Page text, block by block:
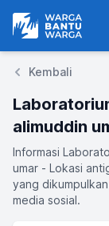
Warga Bantu
Kembali
alimuddin
Informasi
umar - Lokasi
yang
media sosial.